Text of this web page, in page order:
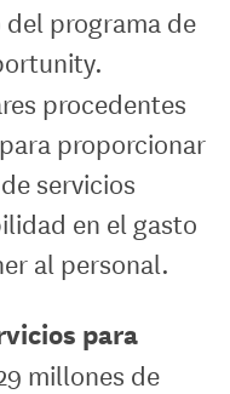
programa de
procedentes
proporcionar
servicios
en el gasto
al personal.
para
millones de